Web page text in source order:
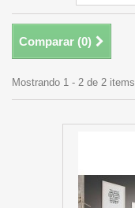
Comparar (0)
Mostrando 1 - 2 de 2 items